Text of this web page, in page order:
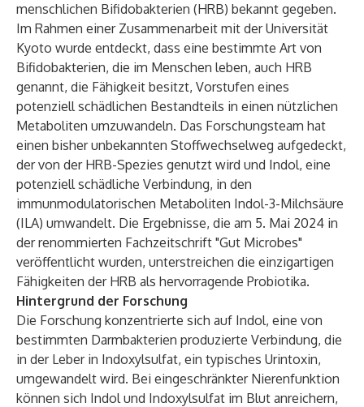
menschlichen Bifidobakterien (HRB) bekannt gegeben.
Im Rahmen einer Zusammenarbeit mit der Universität
Kyoto wurde entdeckt, dass eine bestimmte Art von
Bifidobakterien, die im Menschen leben, auch HRB
genannt, die Fähigkeit besitzt, Vorstufen eines
potenziell schädlichen Bestandteils in einen nützlichen
Metaboliten umzuwandeln. Das Forschungsteam hat
einen bisher unbekannten Stoffwechselweg aufgedeckt,
der von der HRB-Spezies genutzt wird und Indol, eine
potenziell schädliche Verbindung, in den
immunmodulatorischen Metaboliten Indol-3-Milchsäure
(ILA) umwandelt. Die Ergebnisse, die am 5. Mai 2024 in
der renommierten Fachzeitschrift "Gut Microbes"
veröffentlicht wurden, unterstreichen die einzigartigen
Fähigkeiten der HRB als hervorragende Probiotika.
Hintergrund der Forschung
Die Forschung konzentrierte sich auf Indol, eine von
bestimmten Darmbakterien produzierte Verbindung, die
in der Leber in Indoxylsulfat, ein typisches Urintoxin,
umgewandelt wird. Bei eingeschränkter Nierenfunktion
können sich Indol und Indoxylsulfat im Blut anreichern,